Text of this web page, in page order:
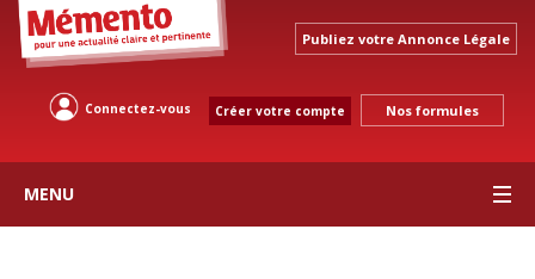
Publiez votre Annonce Légale
Connectez-vous Créer votre compte Nos formules
MENU